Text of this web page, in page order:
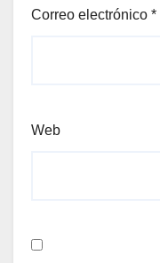
Correo electrónico *
Web